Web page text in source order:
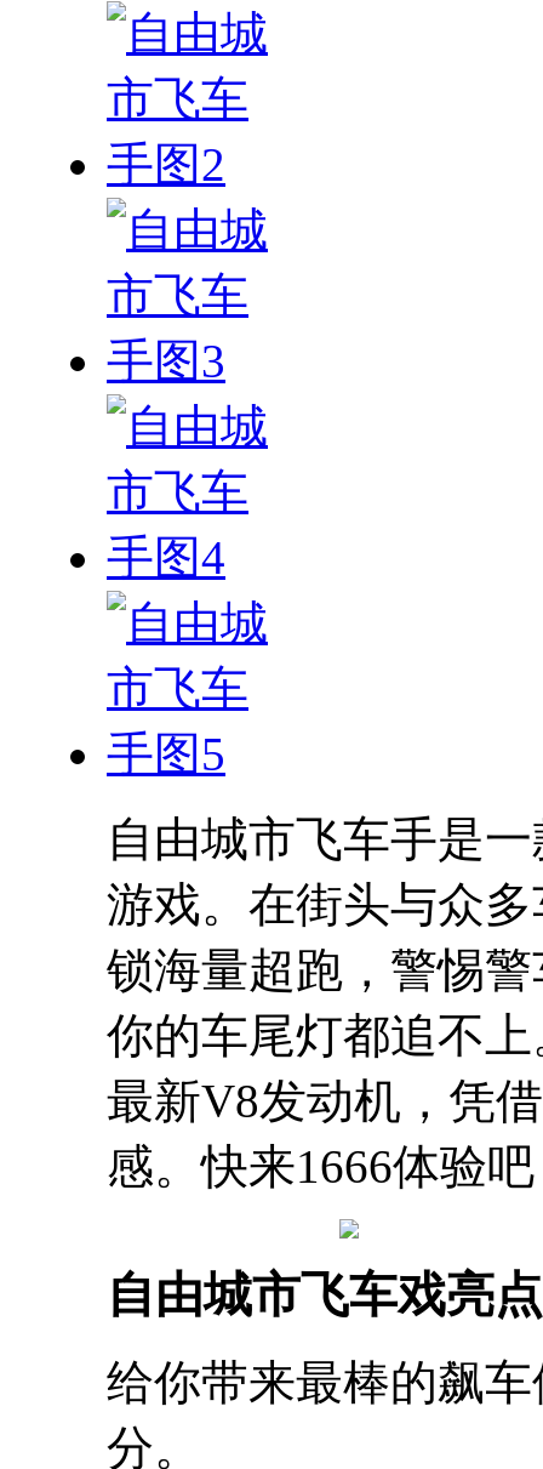
自由城市飞车手是
游戏。在街头与众
锁海量超跑，警惕
你的车尾灯都追不
最新V8发动机，凭
感。快来1666体验
自由城市飞车戏亮点
给你带来最棒的飙
分。